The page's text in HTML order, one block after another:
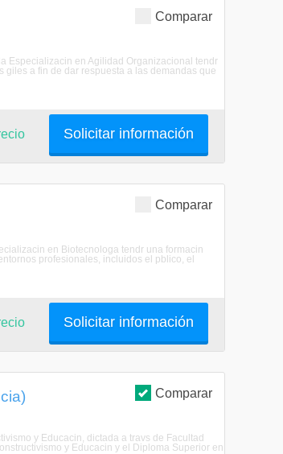
Comparar
Especializacin en Agilidad Organizacional tendr
a fin de dar respuesta a las demandas que
Solicitar información
Comparar
en Biotecnologa tendr una formacin
profesionales, incluidos el pblico, el
Solicitar información
Comparar
y Educacin, dictada a travs de Facultad
y Educacin y el Diploma Superior en